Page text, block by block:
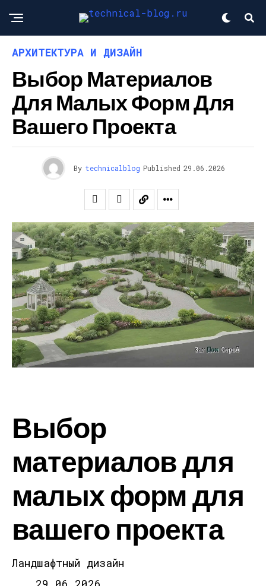
АРХИТЕКТУРА И ДИЗАЙН
Выбор Материалов
Для Малых Форм Для
Вашего Проекта
By technicalblog Published 29.06.2026
Выбор
материалов для
малых форм для
вашего проекта
Ландшафтный дизайн